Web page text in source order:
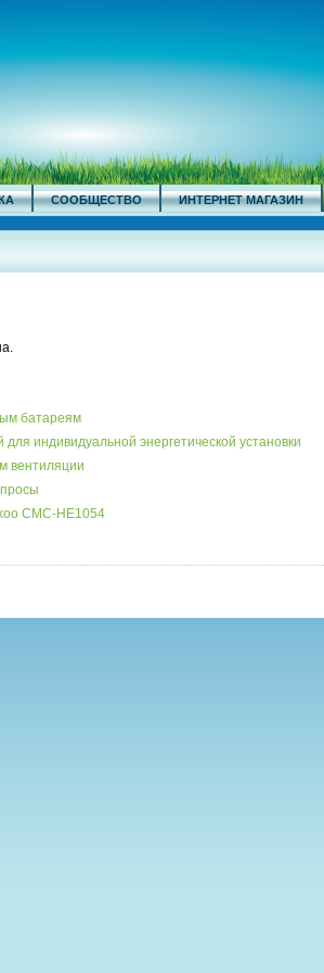
СООБЩЕСТВО ИНТЕРНЕТ МАГАЗИН
батареям
индивидуальной энергетической установки
вентиляции
CMC-HE1054